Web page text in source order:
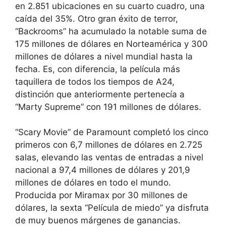
en 2.851 ubicaciones en su cuarto cuadro, una
caída del 35%. Otro gran éxito de terror,
“Backrooms” ha acumulado la notable suma de
175 millones de dólares en Norteamérica y 300
millones de dólares a nivel mundial hasta la
fecha. Es, con diferencia, la película más
taquillera de todos los tiempos de A24,
distinción que anteriormente pertenecía a
“Marty Supreme” con 191 millones de dólares.
“Scary Movie” de Paramount completó los cinco
primeros con 6,7 millones de dólares en 2.725
salas, elevando las ventas de entradas a nivel
nacional a 97,4 millones de dólares y 201,9
millones de dólares en todo el mundo.
Producida por Miramax por 30 millones de
dólares, la sexta “Película de miedo” ya disfruta
de muy buenos márgenes de ganancias.